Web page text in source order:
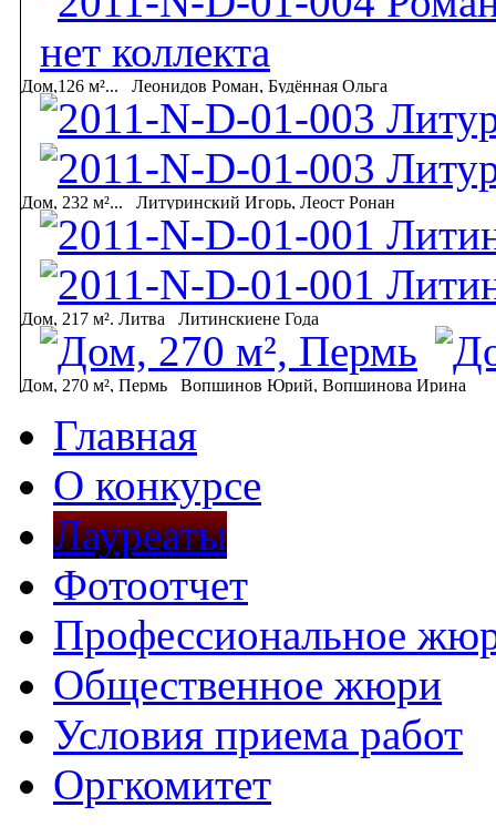
Дом,126 м²... Леонидов Роман, Будённая Ольга
Дом, 232 м²... Литуринский Игорь, Леост Ронан
Дом, 217 м². Литва Литинскиене Года
Дом, 270 м², Пермь Вопшинов Юрий, Вопшинова Ирина
Главная
О конкурсе
Лауреаты
Фотоотчет
Профессиональное
Общественное жюри
Условия приема работ
Оргкомитет